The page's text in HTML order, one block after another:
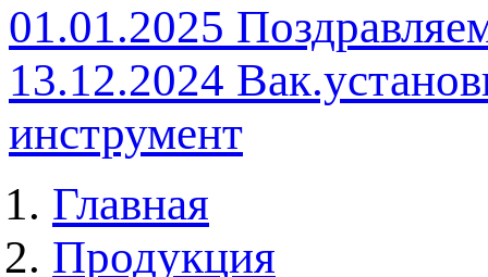
01.01.2025
13.12.2024
инструмент
Главная
Продукция